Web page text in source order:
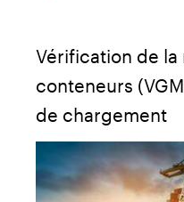
Vérification de
conteneurs
de chargement